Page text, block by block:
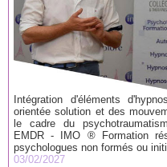
Intégration d'éléments
orientée solution et des
le cadre du
EMDR - IMO ® Formation
psychologues non formés ou
03/02/2027